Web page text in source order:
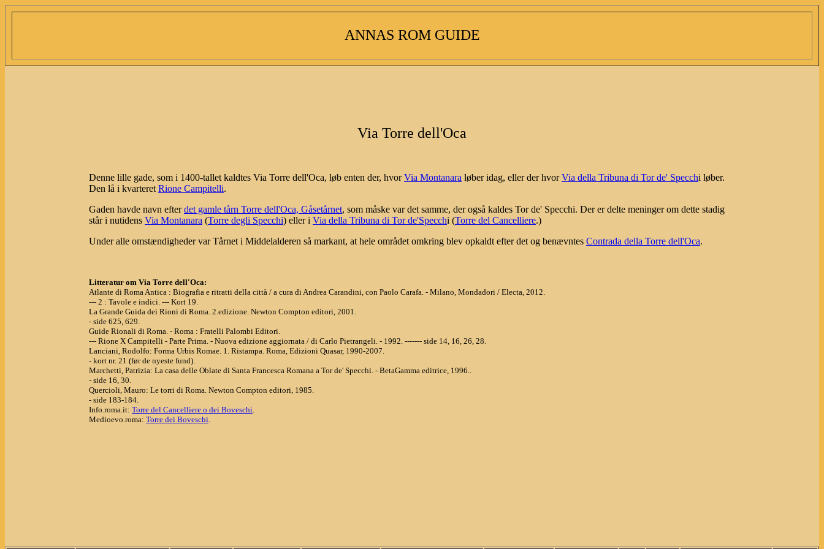
ANNAS ROM GUIDE
Via Torre dell'Oca
Denne lille gade, som i 1400-tallet kaldtes Via Torre dell'Oca, løb enten der, hvorVia Montanara løber idag, eller der hvorVia della Tribuna di Tor de' Specchi løber.
Den lå i kvarteret Rione Campitelli.
Gaden havde navn efterdet gamle tårn Torre dell'Oca, Gåsetårnet, som måske var det samme, der også kaldes Tor de' Specchi. Der er delte meninger om dette stadig
står i nutidens Via Montanara (Torre degli Specchi) eller i Via della Tribuna di Tor de'Specchi (Torre del Cancelliere.)
Under alle omstændigheder var Tårnet i Middelalderen så markant, at hele området omkring blev opkaldt efter det og benævntes Contrada della Torre dell'Oca.
Litteratur om Via Torre dell'Oca:
Atlante di Roma Antica : Biografia e ritratti della città / a cura di Andrea Carandini, con Paolo Carafa. - Milano, Mondadori / Electa, 2012.
--- 2 : Tavole e indici. --- Kort 19.
La Grande Guida dei Rioni di Roma. 2.edizione. Newton Compton editori, 2001.
- side 625, 629.
Guide Rionali di Roma. - Roma : Fratelli Palombi Editori.
--- Rione X Campitelli - Parte Prima. - Nuova edizione aggiornata / di Carlo Pietrangeli. - 1992. ------- side 14, 16, 26, 28.
Lanciani, Rodolfo: Forma Urbis Romae. 1. Ristampa. Roma, Edizioni Quasar, 1990-2007.
- kort nr. 21 (før de nyeste fund).
Marchetti, Patrizia: La casa delle Oblate di Santa Francesca Romana a Tor de' Specchi. - BetaGamma editrice, 1996..
- side 16, 30.
Quercioli, Mauro: Le torri di Roma. Newton Compton editori, 1985.
- side 183-184.
Info.roma.it: Torre del Cancelliere o dei Boveschi.
Medioevo.roma: Torre dei Boveschi.